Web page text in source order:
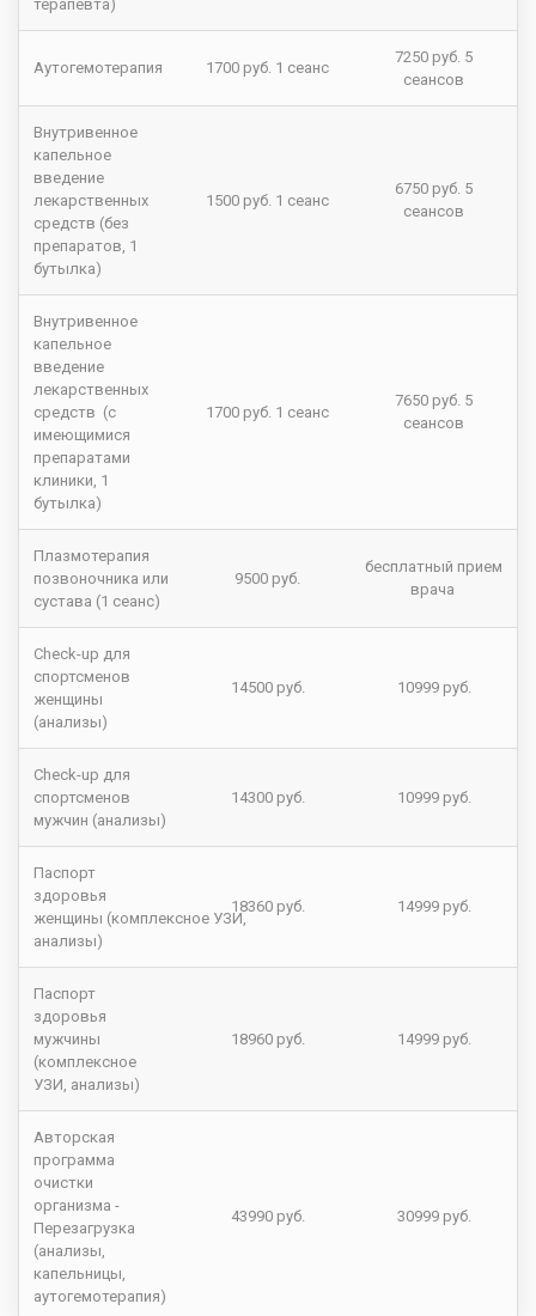
терапевта)
Аутогемотерапия 1700 руб. 1 сеанс
7250 руб. 5
сеансов
Внутривенное
капельное
введение
лекарственных
средств (без
препаратов, 1
бутылка)
1500 руб. 1 сеанс
6750 руб. 5
сеансов
Внутривенное
капельное
введение
лекарственных
средств (с
имеющимися
препаратами
клиники, 1
бутылка)
1700 руб. 1 сеанс
7650 руб. 5
сеансов
Плазмотерапия
позвоночника или
сустава (1 сеанс)
9500 руб.
бесплатный прием
врача
Check-up для
спортсменов
женщины
(анализы)
14500 руб. 10999 руб.
Check-up для
спортсменов
мужчин (анализы)
14300 руб. 10999 руб.
Паспорт
здоровья
женщины (комплексное УЗИ,
анализы)
18360 руб. 14999 руб.
Паспорт
здоровья
мужчины
(комплексное
УЗИ, анализы)
18960 руб. 14999 руб.
Авторская
программа
очистки
организма -
Перезагрузка
(анализы,
капельницы,
аутогемотерапия)
43990 руб. 30999 руб.